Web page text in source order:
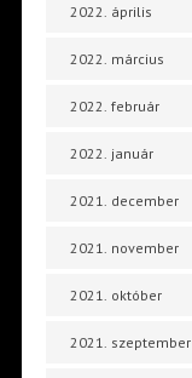
2022. április
2022. március
2022. február
2022. január
2021. december
2021. november
2021. október
2021. szeptember